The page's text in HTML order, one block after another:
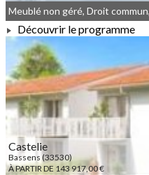
À PARTIR DE 184 250,00
Meublé non géré, Droit
Découvrir le programme
Castelie
Bassens (33530)
À PARTIR DE 143 917,00 €